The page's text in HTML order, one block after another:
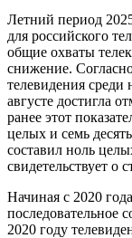
Летний период
для российского
общие охваты
снижение.
телевидения среди
августе достигла
ранее этот
целых и семь
составил ноль
свидетельствует о
Начиная с 2020
последовательное
2020 году